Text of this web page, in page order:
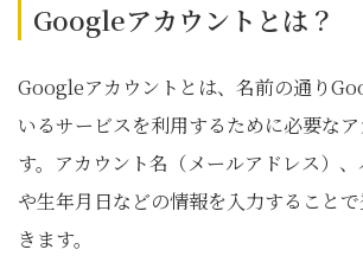
Googleアカウントとは？
Googleアカウントとは、名前の通り
いるサービスを利用するために必要な
す。アカウント名（メールアドレス）
や生年月日などの情報を入力すること
きます。